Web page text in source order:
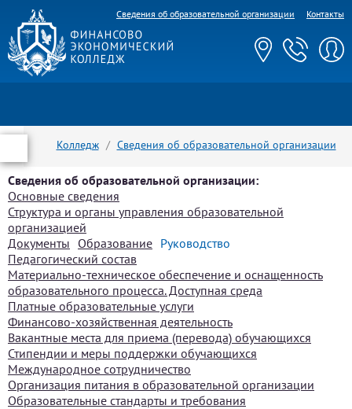
Сведения об образовательной организации Контакты
Колледж
Сведения об образовательной организации
Сведения об образовательной организации:
Основные сведения
Структура и органы управления образовательной
организацией
Документы Образование Руководство
Педагогический состав
Материально-техническое обеспечение и оснащенность
образовательного процесса. Доступная среда
Платные образовательные услуги
Финансово-хозяйственная деятельность
Вакантные места для приема (перевода) обучающихся
Стипендии и меры поддержки обучающихся
Международное сотрудничество
Организация питания в образовательной организации
Образовательные стандарты и требования